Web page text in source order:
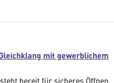
mit gewerblichem
bereit für sicheres Öffnen